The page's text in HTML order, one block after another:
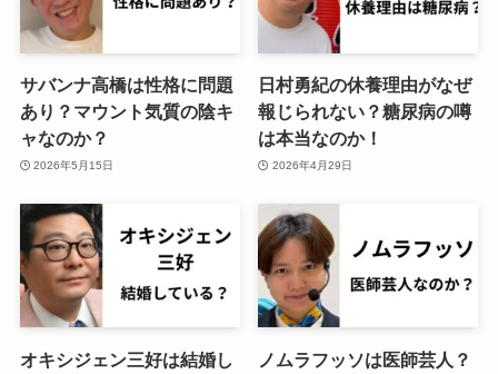
サバンナ高橋は性格に問題
あり？マウント気質の陰キ
ャなのか？
2026年5月15日
日村勇紀の休養理由がなぜ
報じられない？糖尿病の噂
は本当なのか！
2026年4月29日
オキシジェン三好は結婚し
ノムラフッソは医師芸人？